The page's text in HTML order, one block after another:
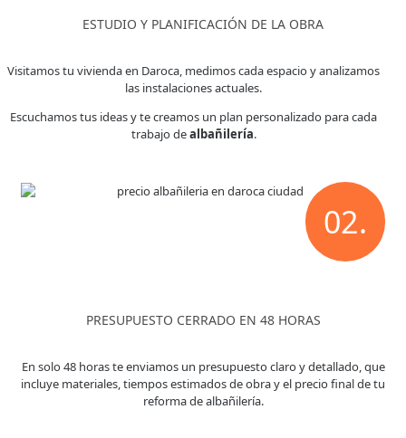
ESTUDIO Y PLANIFICACIÓN DE LA OBRA
Visitamos tu vivienda en Daroca, medimos cada espacio y analizamos
las instalaciones actuales.
Escuchamos tus ideas y te creamos un plan personalizado para cada
trabajo dealbañilería.
02.
PRESUPUESTO CERRADO EN 48 HORAS
En solo 48 horas te enviamos un presupuesto claro y detallado, que
incluye materiales, tiempos estimados de obra y el precio final de tu
reforma de albañilería.